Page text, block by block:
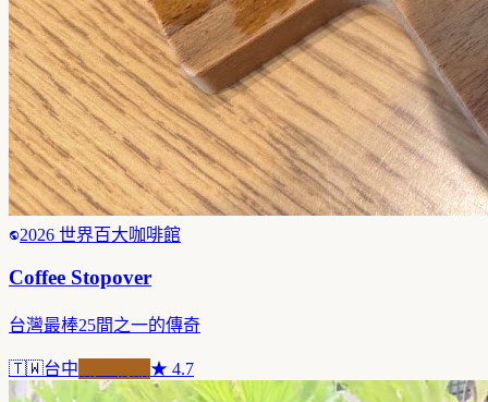
2026 世界百大咖啡館
Coffee Stopover
台灣最棒25間之一的傳奇
🇹🇼台中 ★ 4.7